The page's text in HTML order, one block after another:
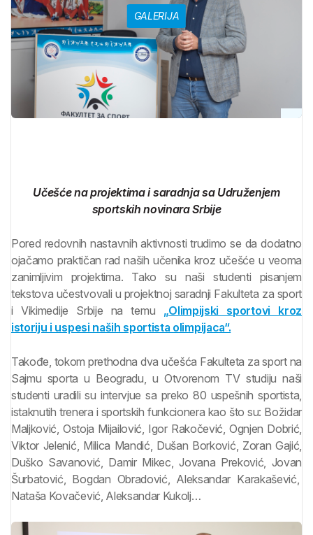
GALERIJA
Učešće na projektima i saradnja sa Udruženjem
sportskih novinara Srbije
Pored redovnih nastavnih aktivnosti trudimo se da dodatno
ojačamo praktičan rad naših učenika kroz učešće u veoma
zanimljivim projektima. Tako su naši studenti pisanjem
tekstova učestvovali u projektnoj saradnji Fakulteta za sport
i Vikimedije Srbije na temu „Olimpijski sportovi kroz
istoriju i uspesi naših sportista olimpijaca“.
Takođe, tokom prethodna dva učešća Fakulteta za sport na
Sajmu sporta u Beogradu, u Otvorenom TV studiju naši
studenti uradili su intervjue sa preko 80 uspešnih sportista,
istaknutih trenera i sportskih funkcionera kao što su: Božidar
Maljković, Ostoja Mijailović, Igor Rakočević, Ognjen Dobrić,
Viktor Jelenić, Milica Mandić, Dušan Borković, Zoran Gajić,
Duško Savanović, Damir Mikec, Jovana Preković, Jovan
Šurbatović, Bogdan Obradović, Aleksandar Karakašević,
Nataša Kovačević, Aleksandar Kukolj…